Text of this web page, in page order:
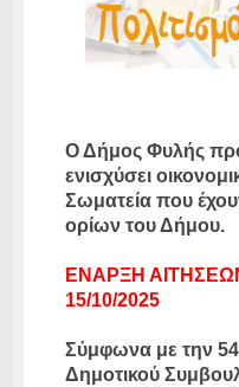
Ο Δήμος Φυλής
ενισχύσει
Σωματεία που
ορίων του Δήμου.
ΕΝΑΡΞΗ
15/10/2025
Σύμφωνα με την
Δημοτικού